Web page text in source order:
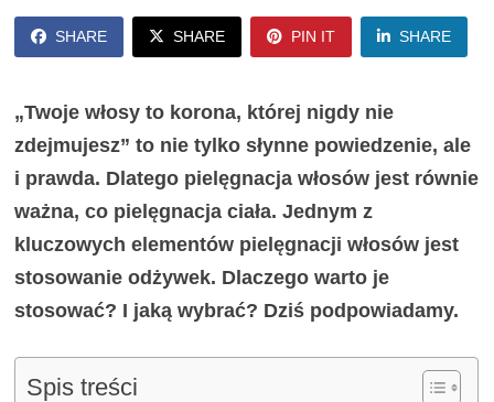
SHARE SHARE PIN IT SHARE
„Twoje włosy to korona, której nigdy nie
zdejmujesz” to nie tylko słynne powiedzenie, ale
i prawda. Dlatego pielęgnacja włosów jest równie
ważna, co pielęgnacja ciała. Jednym z
kluczowych elementów pielęgnacji włosów jest
stosowanie odżywek. Dlaczego warto je
stosować? I jaką wybrać? Dziś podpowiadamy.
Spis treści